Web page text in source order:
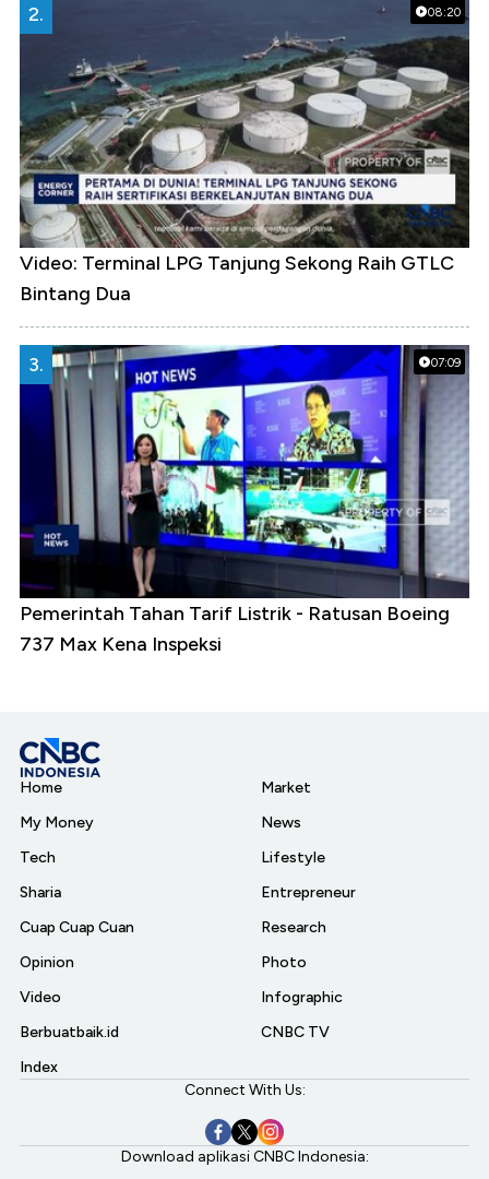
08:20
2.
Video: Terminal LPG Tanjung Sekong Raih GTLC
Bintang Dua
07:09
3.
Pemerintah Tahan Tarif Listrik - Ratusan Boeing
737 Max Kena Inspeksi
Home
My Money
Tech
Sharia
Cuap Cuap Cuan
Opinion
Video
Berbuatbaik.id
Index
Market
News
Lifestyle
Entrepreneur
Research
Photo
Infographic
CNBC TV
Connect With Us:
Download aplikasi CNBC Indonesia: